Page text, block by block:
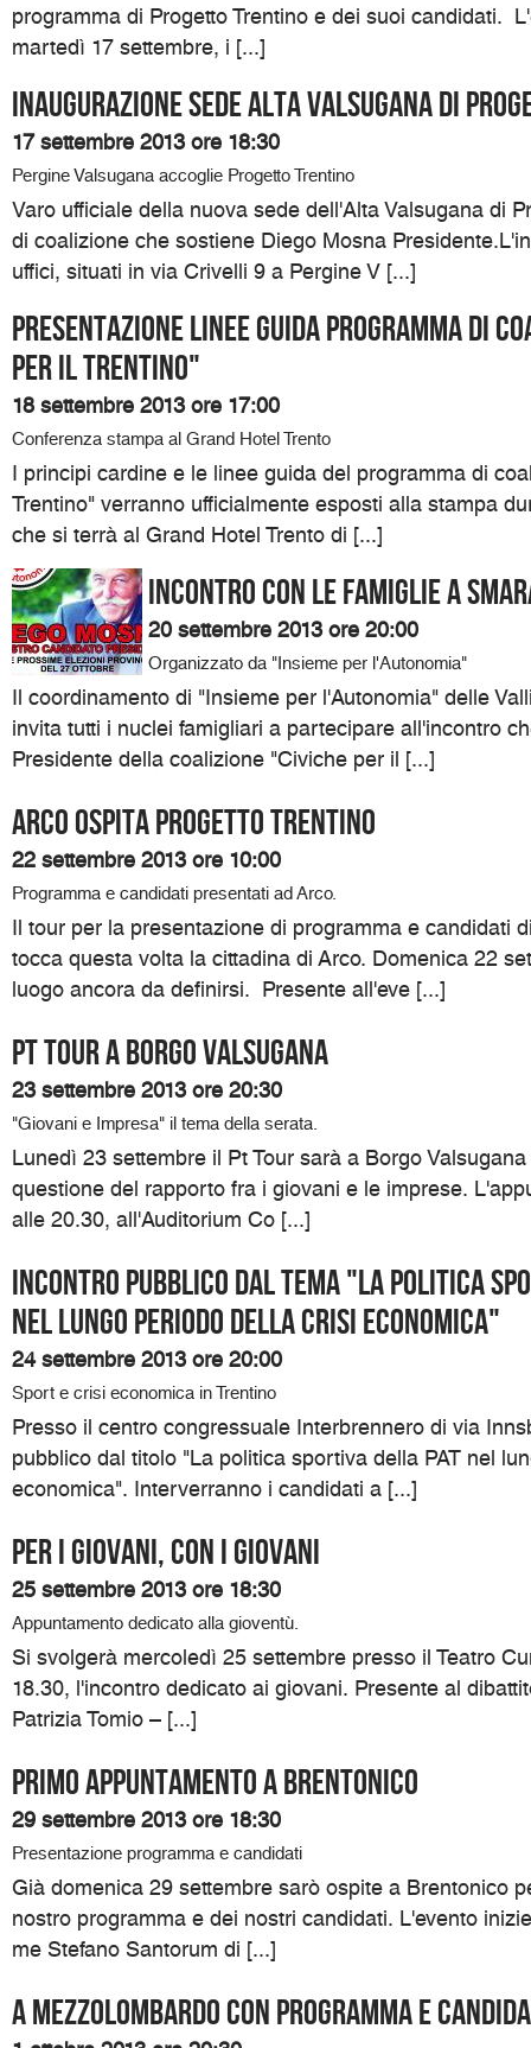
programma di Progetto Trentino e dei suoi candidati.
martedì 17 settembre, i [...]
Inaugurazione sede Alta Valsugana di
17 settembre 2013 ore 18:30
Pergine Valsugana accoglie Progetto Trentino
Varo ufficiale della nuova sede dell'Alta Valsugana di
di coalizione che sostiene Diego Mosna
uffici, situati in via Crivelli 9 a Pergine V [...]
Presentazione linee guida programma di
per il Trentino"
18 settembre 2013 ore 17:00
Conferenza stampa al Grand Hotel Trento
I principi cardine e le linee guida del programma di
Trentino" verranno ufficialmente esposti alla stampa
che si terrà al Grand Hotel Trento di [...]
Incontro con le famiglie a
20 settembre 2013 ore 20:00
Organizzato da "Insieme per l'Autonomia"
Il coordinamento di "Insieme per l'Autonomia" delle
invita tutti i nuclei famigliari a partecipare all'incontro
Presidente della coalizione "Civiche per il [...]
Arco ospita Progetto Trentino
22 settembre 2013 ore 10:00
Programma e candidati presentati ad Arco.
Il tour per la presentazione di programma e candidati
tocca questa volta la cittadina di Arco. Domenica 22
luogo ancora da definirsi. Presente all'eve [...]
Pt Tour a Borgo Valsugana
23 settembre 2013 ore 20:30
"Giovani e Impresa" il tema della serata.
Lunedì 23 settembre il Pt Tour sarà a Borgo
questione del rapporto fra i giovani e le imprese.
alle 20.30, all'Auditorium Co [...]
Incontro pubblico dal tema "La politica
nel lungo periodo della crisi economica"
24 settembre 2013 ore 20:00
Sport e crisi economica in Trentino
Presso il centro congressuale Interbrennero di via
pubblico dal titolo "La politica sportiva della PAT nel
economica". Interverranno i candidati a [...]
Per i giovani, con i giovani
25 settembre 2013 ore 18:30
Appuntamento dedicato alla gioventù.
Si svolgerà mercoledì 25 settembre presso il Teatro
18.30, l'incontro dedicato ai giovani. Presente al
Patrizia Tomio – [...]
Primo appuntamento a Brentonico
29 settembre 2013 ore 18:30
Presentazione programma e candidati
Già domenica 29 settembre sarò ospite a Brentonico
nostro programma e dei nostri candidati. L'evento
me Stefano Santorum di [...]
A Mezzolombardo con programma e